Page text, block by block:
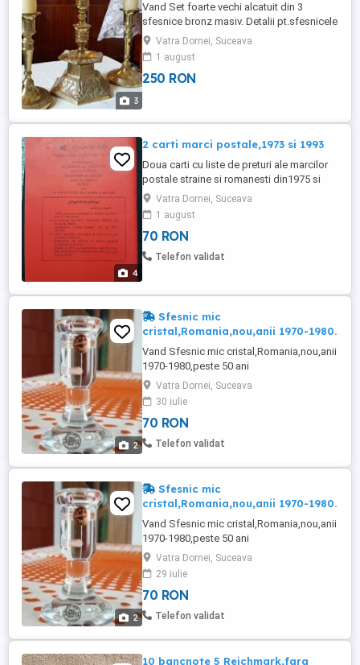
3
Vand Set foarte vechi alcatuit din 3
sfesnice bronz masiv. Detalii pt.sfesnicele
mici: -Inaltime=15cm. -Diametru jos=8cm. -
Diametru sus=4cm. Detalii despre
sfesnicul mare: -Inaltime=20cm. -Diametru
jos=11cm. -Diametru sus=4cm. Pret=250
Vatra Dornei, Suceava
1 august
250 RON
4
2 carti marci postale,1973 si 1993
Doua carti cu liste de preturi ale marcilor
postale straine si romanesti din1975 si
1993.Pret=40 lei bucata. Cine le
achizitioneaza pe amandoua va plati doar
70lei.Cer si ofer maxima seriozitate. Va
multumesc pentru intelegere !
Vatra Dornei, Suceava
1 august
70 RON
Telefon validat
2
Sfesnic mic
cristal,Romania,nou,anii 1970-1980.
Vand Sfesnic mic cristal,Romania,nou,anii
1970-1980,peste 50 ani
vechime.Pret=70lei.Detalii aveti mai jos:
Inaltime=10,7cm Diametru sus=4cm
Diametru jos=6,6cm Pozele sunt reale!Cer
si ofer maxima seriozitate. Va multumesc
pentru intelegere!
Vatra Dornei, Suceava
30 iulie
70 RON
Telefon validat
2
Sfesnic mic
cristal,Romania,nou,anii 1970-1980.
Vand Sfesnic mic cristal,Romania,nou,anii
1970-1980,peste 50 ani
vechime.Pret=70lei.Detalii aveti mai jos:
Inaltime=10,7cm Diametru sus=4cm
Diametru jos=6,6cm Pozele sunt reale!Cer
si ofer maxima seriozitate. Va multumesc
pentru intelegere!
Vatra Dornei, Suceava
29 iulie
70 RON
Telefon validat
10 bancnote 5 Reichmark,fara